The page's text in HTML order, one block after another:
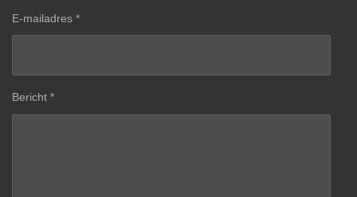
E-mailadres *
Bericht *